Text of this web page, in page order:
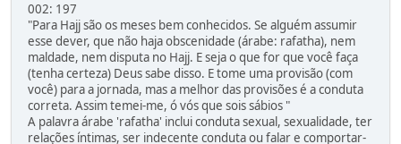
002: 197
"Para Hajj são os meses bem conhecidos. Se alguém assumir
esse dever, que não haja obscenidade (árabe: rafatha), nem
maldade, nem disputa no Hajj. E seja o que for que você faça
(tenha certeza) Deus sabe disso. E tome uma provisão (com
você) para a jornada, mas a melhor das provisões é a conduta
correta. Assim temei-me, ó vós que sois sábios "
A palavra árabe 'rafatha' inclui conduta sexual, sexualidade, ter
relações íntimas, ser indecente conduta ou falar e comportar-